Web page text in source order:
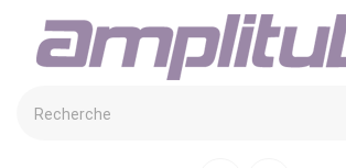
Cookies management panel